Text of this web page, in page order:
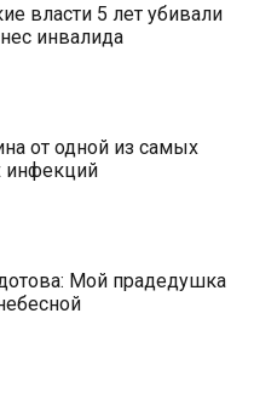
власти 5 лет убивали
инвалида
от одной из самых
инфекций
Мой прадедушка